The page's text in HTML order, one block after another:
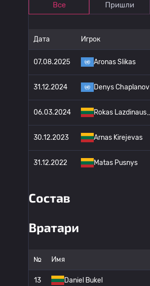
Все Пришли
Дата Игрок
07.08.2025 Aronas Slikas
31.12.2024 Denys Chaplanov
06.03.2024 Rokas Lazdinaus
30.12.2023 Arnas Kirejevas
31.12.2022 Matas Pusnys
Состав
Вратари
№ Имя
13 Daniel Bukel